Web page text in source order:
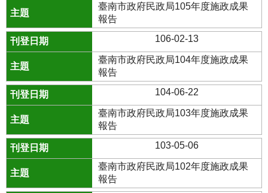
臺南市政府民政局105年度施政成果
報告
106-02-13
臺南市政府民政局104年度施政成果
報告
104-06-22
臺南市政府民政局103年度施政成果
報告
103-05-06
臺南市政府民政局102年度施政成果
報告